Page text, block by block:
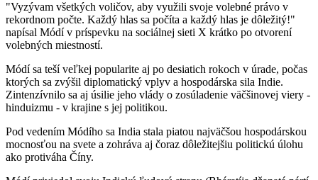
"Vyzývam všetkých voličov, aby využili svoje volebné právo v
rekordnom počte. Každý hlas sa počíta a každý hlas je dôležitý!"
napísal Módí v príspevku na sociálnej sieti X krátko po otvorení
volebných miestností.
Módí sa teší veľkej popularite aj po desiatich rokoch v úrade, počas
ktorých sa zvýšil diplomatický vplyv a hospodárska sila Indie.
Zintenzívnilo sa aj úsilie jeho vlády o zosúladenie väčšinovej viery -
hinduizmu - v krajine s jej politikou.
Pod vedením Módího sa India stala piatou najväčšou hospodárskou
mocnosťou na svete a zohráva aj čoraz dôležitejšiu politickú úlohu
ako protiváha Číny.